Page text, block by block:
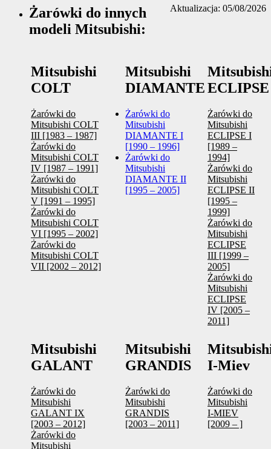
Aktualizacja: 05/08/2026
Żarówki do innych
modeli Mitsubishi:
Mitsubishi
COLT
Żarówki do
Mitsubishi COLT
III [1983 – 1987]
Żarówki do
Mitsubishi COLT
IV [1987 – 1991]
Żarówki do
Mitsubishi COLT
V [1991 – 1995]
Żarówki do
Mitsubishi COLT
VI [1995 – 2002]
Żarówki do
Mitsubishi COLT
VII [2002 – 2012]
Mitsubishi
DIAMANTE
Żarówki do
Mitsubishi
DIAMANTE I
[1990 – 1996]
Żarówki do
Mitsubishi
DIAMANTE II
[1995 – 2005]
ECLIPSE
Żarówki do
Mitsubishi
ECLIPSE I
[1989 –
1994]
Żarówki do
Mitsubishi
ECLIPSE II
[1995 –
1999]
Żarówki do
Mitsubishi
ECLIPSE
III [1999 –
2005]
Żarówki do
Mitsubishi
ECLIPSE
IV [2005 –
2011]
Mitsubishi
GALANT
Żarówki do
Mitsubishi
GALANT IX
[2003 – 2012]
Żarówki do
Mitsubishi
Mitsubishi
GRANDIS
Żarówki do
Mitsubishi
GRANDIS
[2003 – 2011]
I-Miev
Żarówki do
Mitsubishi
I-MIEV
[2009 – ]